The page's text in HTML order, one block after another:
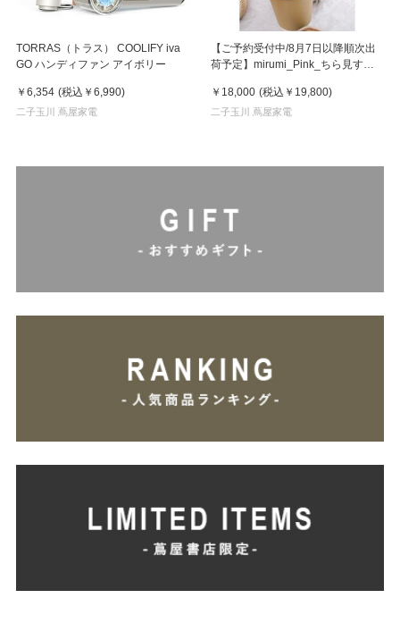
TORRAS（トラス） COOLIFY iva
GO ハンディファン アイボリー
￥6,354 (税込 ￥6,990)
二子玉川 蔦屋家電
【ご予約受付中/8月7日以降順次出
荷予定】mirumi_Pink_ちら見する
￥18,000 (税込 ￥19,800)
二子玉川 蔦屋家電